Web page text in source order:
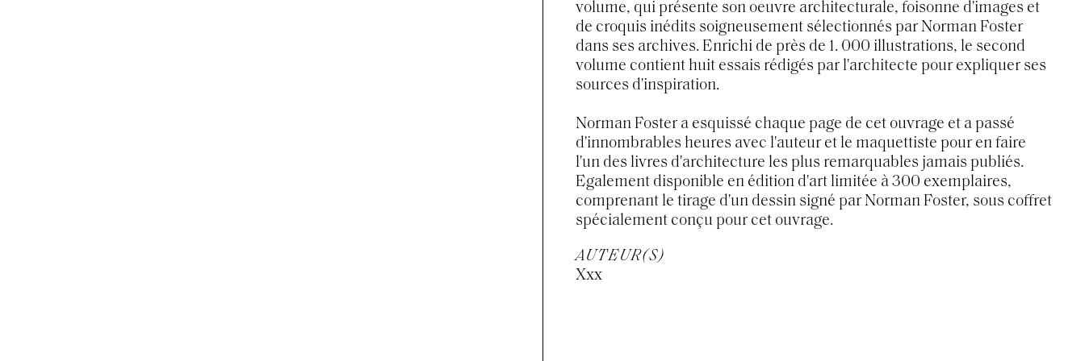
volume, qui présente son oeuvre architecturale, foisonne d'images et
de croquis inédits soigneusement sélectionnés par Norman Foster
dans ses archives. Enrichi de près de 1. 000 illustrations, le second
volume contient huit essais rédigés par l'architecte pour expliquer ses
sources d'inspiration.
Norman Foster a esquissé chaque page de cet ouvrage et a passé
d'innombrables heures avec l'auteur et le maquettiste pour en faire
l'un des livres d'architecture les plus remarquables jamais publiés.
Egalement disponible en édition d'art limitée à 300 exemplaires,
comprenant le tirage d'un dessin signé par Norman Foster, sous coffret
spécialement conçu pour cet ouvrage.
AUTEUR(S)
Xxx